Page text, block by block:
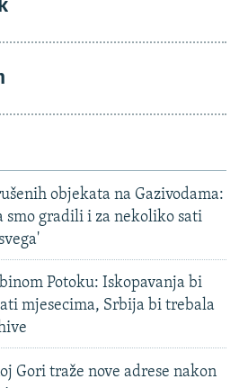
objekata na Gazivodama:
smo gradili i za nekoliko sati
Potoku: Iskopavanja bi
mjesecima, Srbija bi trebala
Gori traže nove adrese nakon